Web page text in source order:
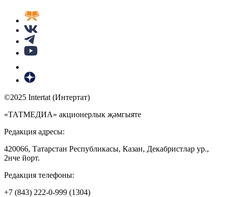
©2025 Intertat (Интертат)
«ТАТМЕДИА» акционерлык җәмгыяте
Редакция адресы:
420066, Татарстан Республикасы, Казан, Декабристлар ур.,
2нче йорт.
Редакция телефоны:
+7 (843) 222-0-999 (1304)